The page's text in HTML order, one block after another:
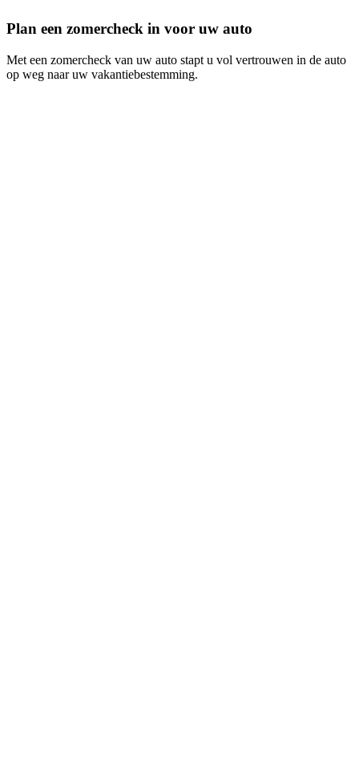
Plan een zomercheck in voor uw auto
Met een zomercheck van uw auto stapt u vol vertrouwen in de auto
op weg naar uw vakantiebestemming.